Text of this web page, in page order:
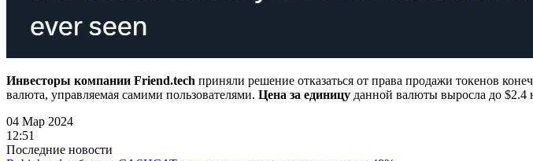
Инвесторы компании Friend.tech приняли решение отказаться от права продажи токенов
валюта, управляемая самими пользователями. Цена за единицу данной валюты выросла до $2.4
04 Мар 2024
12:51
Последние новости